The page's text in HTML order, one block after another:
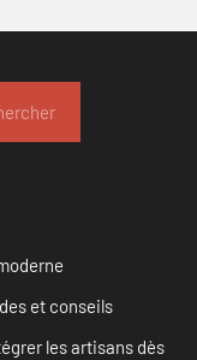
et conseils
les artisans dès